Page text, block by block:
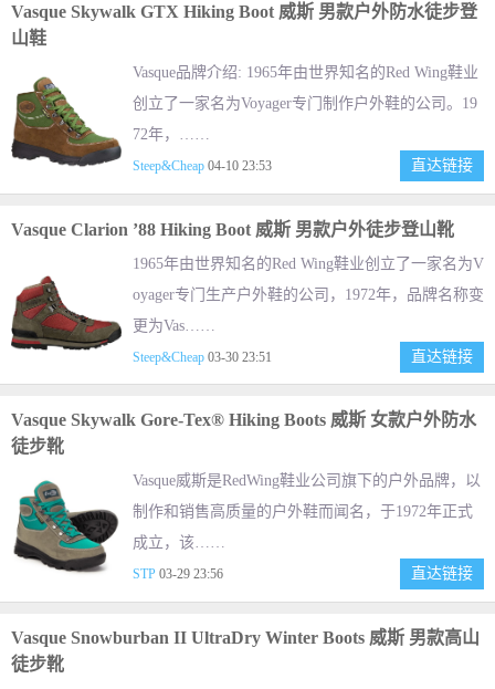
Vasque Skywalk GTX Hiking Boot 威斯 男款户外防水徒步登
山鞋
Vasque品牌介绍: 1965年由世界知名的Red Wing鞋业
创立了一家名为Voyager专门制作户外鞋的公司。19
72年，……
Steep&Cheap 04-10 23:53 直达链接
Vasque Clarion ’88 Hiking Boot 威斯 男款户外徒步登山靴
1965年由世界知名的Red Wing鞋业创立了一家名为V
oyager专门生产户外鞋的公司，1972年，品牌名称变
更为Vas……
Steep&Cheap 03-30 23:51 直达链接
Vasque Skywalk Gore-Tex® Hiking Boots 威斯 女款户外防水
徒步靴
Vasque威斯是RedWing鞋业公司旗下的户外品牌，以
制作和销售高质量的户外鞋而闻名，于1972年正式
成立，该……
STP 03-29 23:56 直达链接
Vasque Snowburban II UltraDry Winter Boots 威斯 男款高山
徒步靴